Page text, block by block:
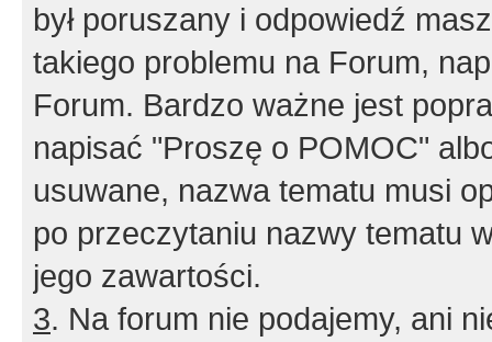
był poruszany i odpowiedź
takiego problemu na Forum,
Forum. Bardzo ważne jest
napisać "Proszę o POMOC"
usuwane, nazwa tematu musi
po przeczytaniu nazwy tematu
jego zawartości.
3. Na forum nie podajemy, ani